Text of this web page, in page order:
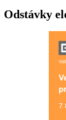
Odstávky